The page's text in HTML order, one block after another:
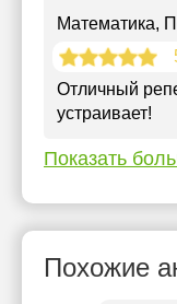
Математика,
Отличный
устраивает!
Показать
Похожие